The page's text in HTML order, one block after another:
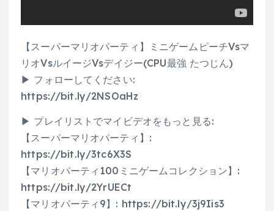
【スーパーマリオパーティ】ミニゲームピーチVsマ
リオVsルイージVsデイジー(CPU最強 たつじん)
▶ フォローしてください:
https://bit.ly/2NSOaHz
▶ プレイリストでマイビデオをもっと見る:
【スーパーマリオパーティ】:
https://bit.ly/3tc6X3S
【マリオパーティ100ミニゲームコレクション】:
https://bit.ly/2YrUECt
【マリオパーティ9】: https://bit.ly/3j9Iis3